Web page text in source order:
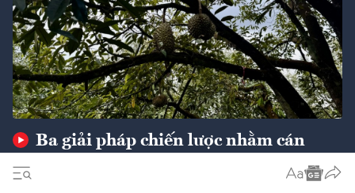
Ba giải pháp chiến lược nhằm cán
mốc xuất khẩu 74 tỷ USD